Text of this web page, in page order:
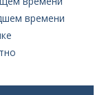
времени